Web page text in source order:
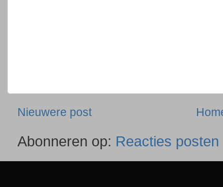
Nieuwere post
Abonneren op: Reacties